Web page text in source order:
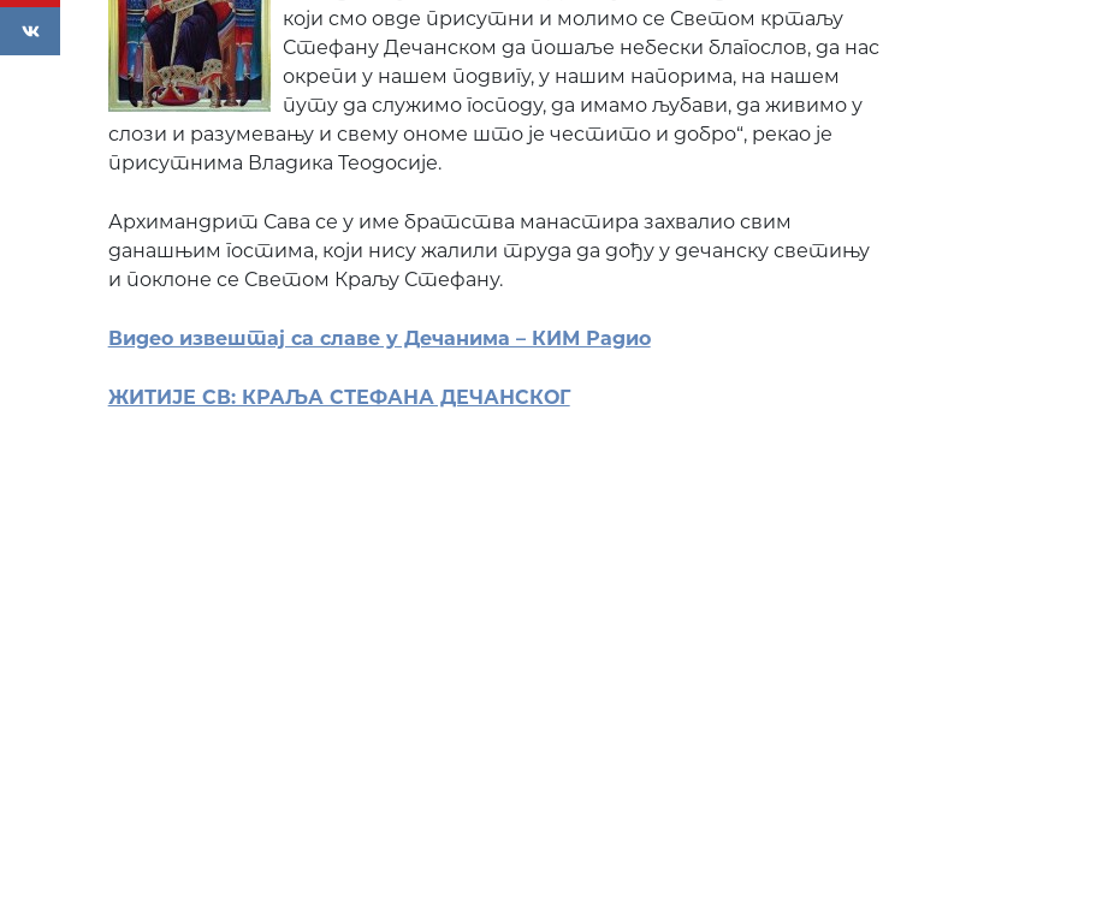
који смо овде присутни и молимо се Светом кртаљу
Стефану Дечанском да пошаље небески благослов, да нас
окрепи у нашем подвигу, у нашим напорима, на нашем
путу да служимо господу, да имамо љубави, да живимо у
слози и разумевању и свему ономе што је честито и добро“, рекао је
присутнима Владика Теодосије.
Архимандрит Сава се у име братства манастира захвалио свим
данашњим гостима, који нису жалили труда да дођу у дечанску светињу
и поклоне се Светом Краљу Стефану.
Видео извештај са славе у Дечанима – КИМ Радио
ЖИТИЈЕ СВ: КРАЉА СТЕФАНА ДЕЧАНСКОГ